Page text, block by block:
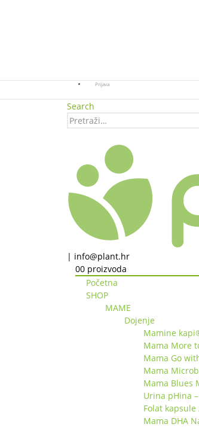
Prijava
Search
| info@plant.hr
00 proizvoda
Početna
SHOP
MAME
Dojenje
Mamine
Mama More
Mama Go
Mama
Mama Blues
Urina pHina
Folat
Mama DHA